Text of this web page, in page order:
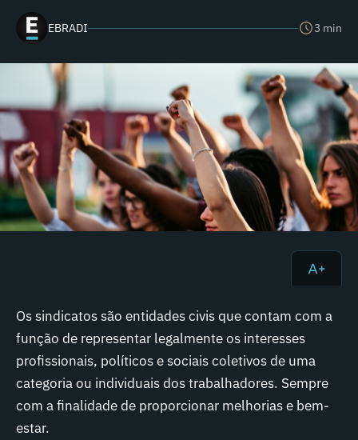
EBRADI 3 min
Os sindicatos são entidades civis que contam com a
função de representar legalmente os interesses
profissionais, políticos e sociais coletivos de uma
categoria ou individuais dos trabalhadores. Sempre
com a finalidade de proporcionar melhorias e bem-
estar.